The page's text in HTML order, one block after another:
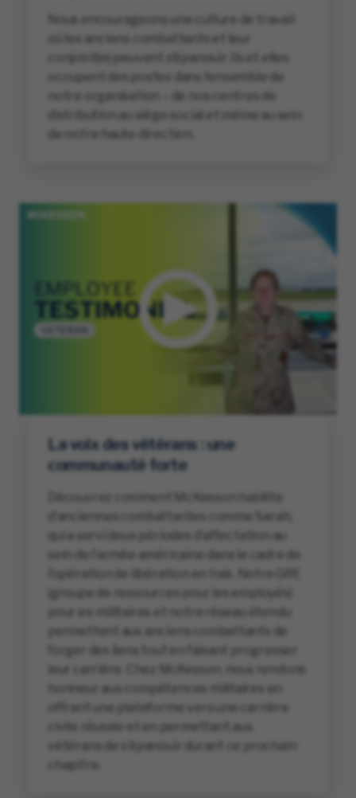
Nous encourageons une culture de travail
où les anciens combattants et leur
conjoint(e) peuvent s’épanouir. Ils et elles
occupent des postes dans l’ensemble de
notre organisation – de nos centres de
distribution au siège social et même au sein
de notre haute direction.
La voix des vétérans : une
communauté forte
d’anciennes combattantes comme Sarah,
qui a servi deux périodes d’affectation au
sein de l’armée américaine dans le cadre de
pour ex-militaires et notre réseau étendu
permettent aux anciens combattants de
forger des liens tout en faisant progresser
leur carrière. Chez McKesson, nous rendons
honneur aux compétences militaires en
civile réussie et en permettant aux
vétérans de s’épanouir durant ce prochain
chapitre.